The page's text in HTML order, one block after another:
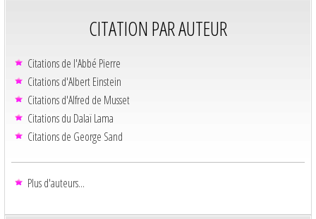
CITATION PAR AUTEUR
Citations de l'Abbé Pierre
Citations d'Albert Einstein
Citations d'Alfred de Musset
Citations du Dalaï Lama
Citations de George Sand
Plus d'auteurs...